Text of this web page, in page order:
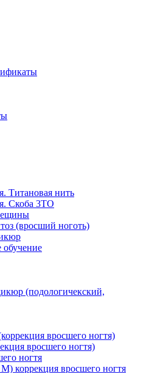
Титановая нить
Скоба 3ТО
(вросший ноготь)
(подологичекский,
вросшего ногтя)
вросшего ногтя)
ногтя
коррекция вросшего ногтя